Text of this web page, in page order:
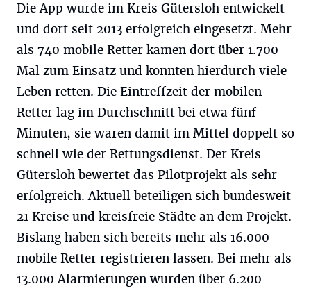
Die App wurde im Kreis Gütersloh entwickelt
und dort seit 2013 erfolgreich eingesetzt. Mehr
als 740 mobile Retter kamen dort über 1.700
Mal zum Einsatz und konnten hierdurch viele
Leben retten. Die Eintreffzeit der mobilen
Retter lag im Durchschnitt bei etwa fünf
Minuten, sie waren damit im Mittel doppelt so
schnell wie der Rettungsdienst. Der Kreis
Gütersloh bewertet das Pilotprojekt als sehr
erfolgreich. Aktuell beteiligen sich bundesweit
21 Kreise und kreisfreie Städte an dem Projekt.
Bislang haben sich bereits mehr als 16.000
mobile Retter registrieren lassen. Bei mehr als
13.000 Alarmierungen wurden über 6.200